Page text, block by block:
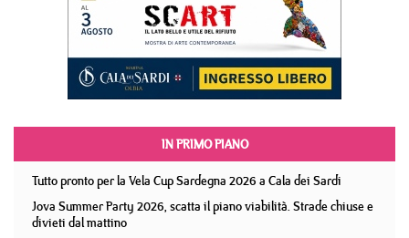
IN PRIMO PIANO
Tutto pronto per la Vela Cup Sardegna 2026 a Cala dei Sardi
Jova Summer Party 2026, scatta il piano viabilità. Strade chiuse e
divieti dal mattino